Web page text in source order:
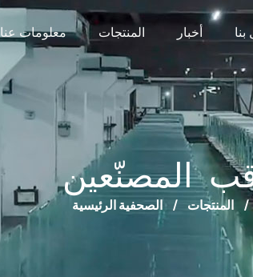
معلومات عنا المنتجات أخبار
المصنّعين
الصحفية الرئيسية / المنتجات /